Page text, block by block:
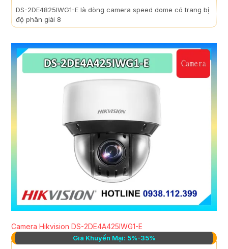
DS-2DE4825IWG1-E là dòng camera speed dome có trang bị
độ phân giải 8
Camera Hikvision DS-2DE4A425IWG1-E
Giá Khuyến Mại: 5%-35%